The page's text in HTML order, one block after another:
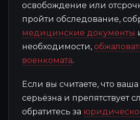
освобождение или
пройти обследование,
медицинские документы
необходимости,
военкомата.
Если вы считаете, что
серьёзна и препятствует
обратитесь за